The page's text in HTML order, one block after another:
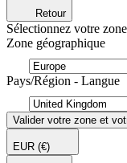
Retour
Sélectionnez votre
Zone géographique
Pays/Région - Langue
Valider votre zone et
EUR (€)